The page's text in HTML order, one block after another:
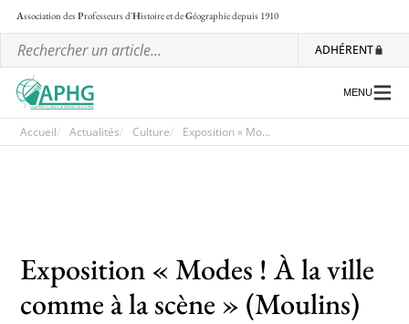
Association desProfesseurs d'Histoire et deGéographiedepuis 1910
ADHÉRENT
Les ateliers nationaux
Communiqués et motions
MENU
Accueil Actualités Culture Exposition « Mo...
Exposition « Modes ! À la ville
comme à la scène » (Moulins)